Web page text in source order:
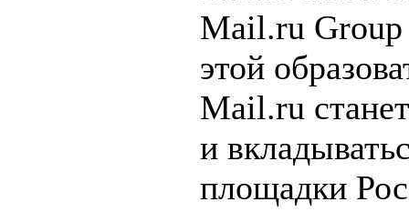
Mail.ru Group
этой
Mail.ru
и
площадки